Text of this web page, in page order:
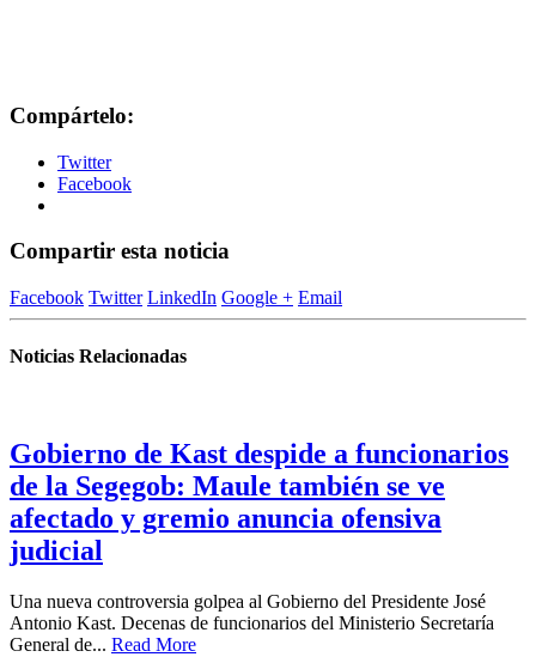
Compártelo:
Twitter
Facebook
Compartir esta noticia
Facebook Twitter LinkedIn Google + Email
Noticias Relacionadas
Gobierno de Kast despide a funcionarios
de la Segegob: Maule también se ve
afectado y gremio anuncia ofensiva
judicial
Una nueva controversia golpea al Gobierno del Presidente José
Antonio Kast. Decenas de funcionarios del Ministerio Secretaría
General de... Read More